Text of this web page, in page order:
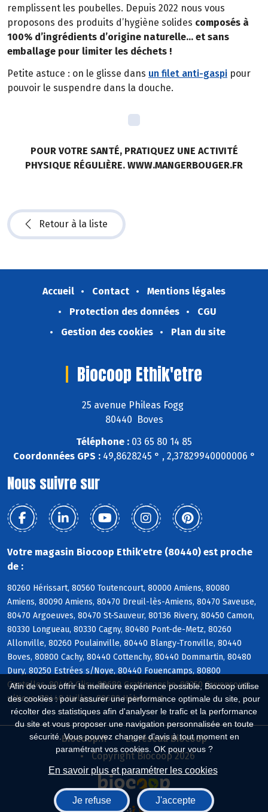
Afin de vous offrir la meilleure expérience possible, Biocoop utilise
des cookies : pour assurer une performance optimale du site, pour
récolter des statistiques afin d'analyser le trafic et la performance
du site et vous proposer une navigation personnalisée en toute
sécurité. Vous pouvez changer d'avis à tout moment en
paramétrant vos cookies. OK pour vous ?
En savoir plus et paramétrer les cookies
Je refuse J'accepte
remplissent les poubelles. Depuis 2022 nous vous
proposons des produits d’hygiène solides composés à
100% d’ingrédients d’origine naturelle… et sans
emballage pour limiter les déchets !
Petite astuce : on le glisse dans un filet anti-gaspi pour
pouvoir le suspendre dans la douche.
POUR VOTRE SANTÉ, PRATIQUEZ UNE ACTIVITÉ
PHYSIQUE RÉGULIÈRE. WWW.MANGERBOUGER.FR
Retour à la liste
Accueil Contact
Mentions légales
Protection des données
CGU
Gestion des cookies
Plan du site
Biocoop Ethik'etre
25 avenue Phileas Fogg
80440 Boves
Téléphone : 03 65 80 14 85
Coordonnées GPS :49,8628245 ° , 2,37829940000006 °
Nous suivre sur
Votre magasin Biocoop Ethik'etre (80440) est proche
de :
80260 Hérissart, 80560 Toutencourt, 80000 Amiens, 80080
Amiens, 80090 Amiens, 80470 Dreuil-lès-Amiens, 80470 Saveuse,
80470 Argoeuves, 80470 St-Sauveur, 80136 Rivery, 80450 Camon,
80330 Longueau, 80330 Cagny, 80480 Pont-de-Metz, 80260
Allonville, 80260 Poulainville, 80440 Blangy-Tronville, 80440
Boves, 80800 Cachy, 80440 Cottenchy, 80440 Dommartin, 80480
Dury, 80250 Estrées s/Noye, 80440 Fouencamps, 80800
Gentelles, 80440 Glisy, 80680 Grattepanche, 80250 Guyencourt
s/Noye, 80440 Hailles, 80680 Hébécourt
Biocoop.fr
Le réseau Biocoop
Copyright Biocoop 2026